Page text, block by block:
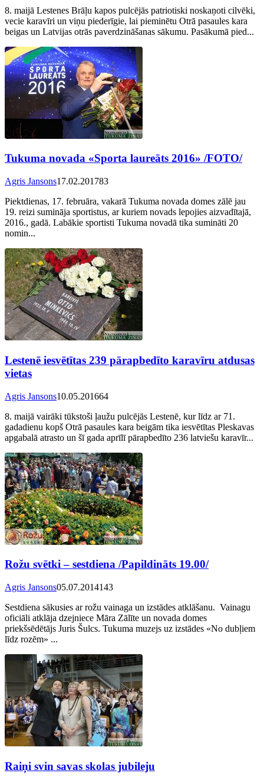
8. maijā Lestenes Brāļu kapos pulcējās patriotiski noskaņoti cilvēki,
vecie karavīri un viņu piederīgie, lai pieminētu Otrā pasaules kara
beigas un Latvijas otrās paverdzināšanas sākumu. Pasākumā pied...
Tukuma novada «Sporta laureāts 2016» /FOTO/
Agris Jansons17.02.201783
Piektdienas, 17. februāra, vakarā Tukuma novada domes zālē jau
19. reizi sumināja sportistus, ar kuriem novads lepojies aizvadītajā,
2016., gadā. Labākie sportisti Tukuma novadā tika sumināti 20
nomin...
Lestenē iesvētītas 239 pārapbedīto karavīru atdusas
vietas
Agris Jansons10.05.201664
8. maijā vairāki tūkstoši ļaužu pulcējās Lestenē, kur līdz ar 71.
gadadienu kopš Otrā pasaules kara beigām tika iesvētītas Pleskavas
apgabalā atrasto un šī gada aprīlī pārapbedīto 236 latviešu karavīr...
Rožu svētki – sestdiena /Papildināts 19.00/
Agris Jansons05.07.2014143
Sestdiena sākusies ar rožu vainaga un izstādes atklāšanu. Vainagu
oficiāli atklāja dzejniece Māra Zālīte un novada domes
priekšsēdētājs Juris Šulcs. Tukuma muzejs uz izstādes «No dubļiem
līdz rozēm» ...
Raiņi svin savas skolas jubileju